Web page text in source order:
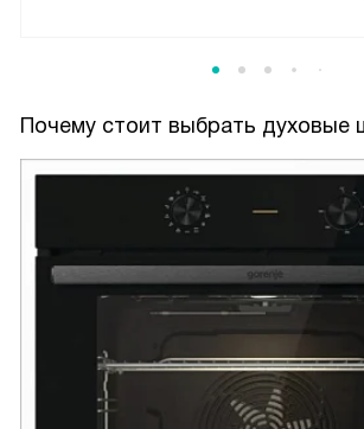
Почему стоит выбрать духовые